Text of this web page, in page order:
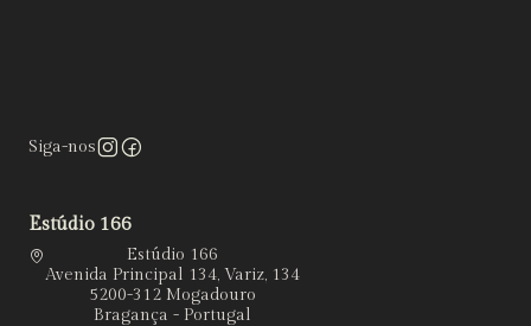
Siga-nos
Estúdio 166
Estúdio 166
Avenida Principal 134, Variz, 134
5200-312 Mogadouro
Bragança - Portugal